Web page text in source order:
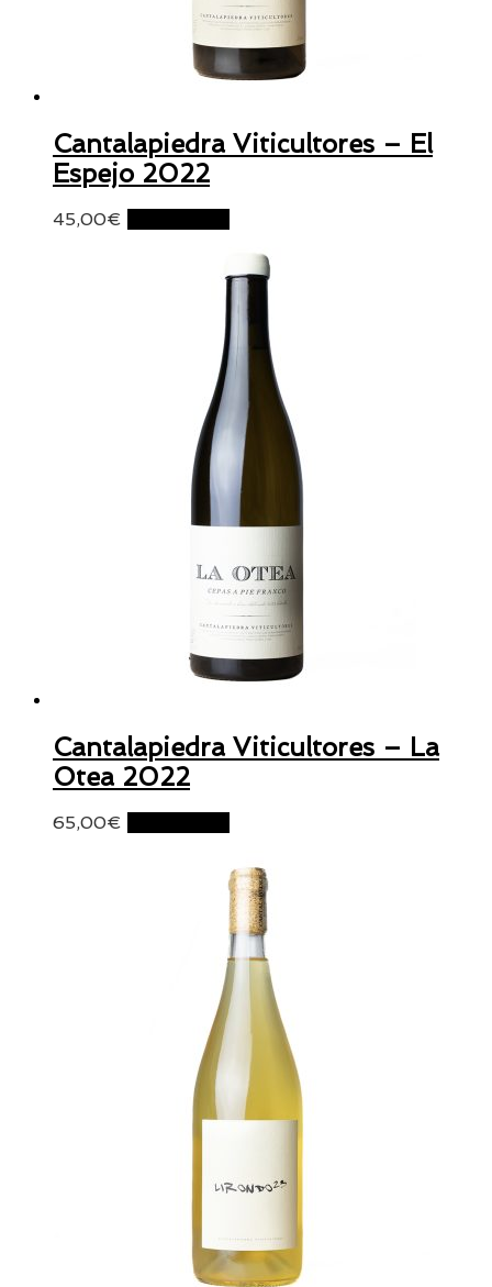
Cantalapiedra Viticultores – El
Espejo 2022
45,00€
Cantalapiedra Viticultores – La
Otea 2022
65,00€